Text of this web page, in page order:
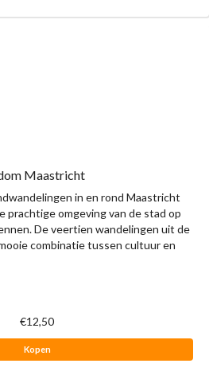
Maastricht
in en rond Maastricht
prachtige omgeving van de stad op
De veertien wandelingen uit de
combinatie tussen cultuur en
€12,50
Kopen